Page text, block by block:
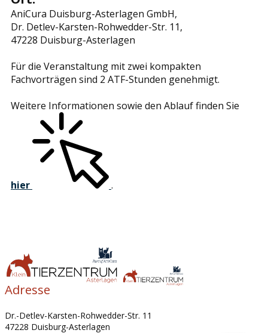
AniCura Duisburg-Asterlagen GmbH,
Dr. Detlev-Karsten-Rohwedder-Str. 11,
47228 Duisburg-Asterlagen
Für die Veranstaltung mit zwei kompakten
Fachvorträgen sind 2 ATF-Stunden genehmigt.
Weitere Informationen sowie den Ablauf finden Sie
hier .
Adresse
Dr.-Detlev-Karsten-Rohwedder-Str. 11
47228 Duisburg-Asterlagen